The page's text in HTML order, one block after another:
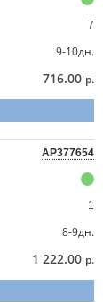
7
9-10дн.
716.00 р.
AP377654
1
8-9дн.
1 222.00 р.